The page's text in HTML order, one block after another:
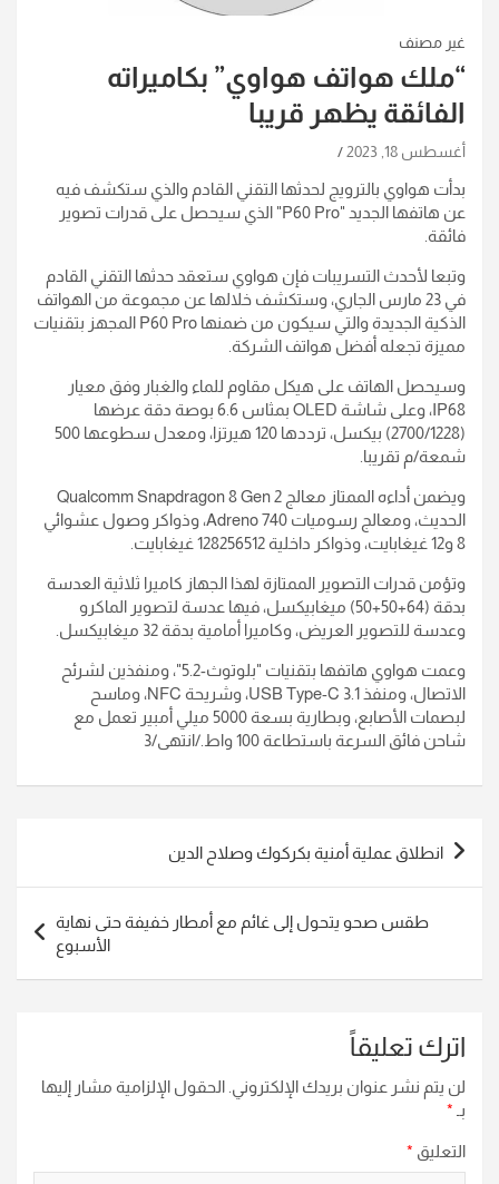
غير مصنف
“ملك هواتف هواوي” بكاميراته
الفائقة يظهر قريبا
أغسطس 18, 2023
بدأت هواوي بالترويج لحدثها التقني القادم والذي ستكشف فيه
عن هاتفها الجديد "P60 Pro" الذي سيحصل على قدرات تصوير
فائقة.
وتبعا لأحدث التسريبات فإن هواوي ستعقد حدثها التقني القادم
في 23 مارس الجاري، وستكشف خلالها عن مجموعة من الهواتف
الذكية الجديدة والتي سيكون من ضمنها P60 Pro المجهز بتقنيات
مميزة تجعله أفضل هواتف الشركة.
وسيحصل الهاتف على هيكل مقاوم للماء والغبار وفق معيار
IP68، وعلى شاشة OLED بمثاس 6.6 بوصة دقة عرضها
(2700/1228) بيكسل، ترددها 120 هيرتزا، ومعدل سطوعها 500
شمعة/م تقريبا.
ويضمن أداءه الممتاز معالج Qualcomm Snapdragon 8 Gen 2
الحديث، ومعالج رسوميات Adreno 740، وذواكر وصول عشوائي
8 و12 غيغابايت، وذواكر داخلية 128256512 غيغابايت.
وتؤمن قدرات التصوير الممتازة لهذا الجهاز كاميرا ثلاثية العدسة
بدقة (64+50+50) ميغابيكسل، فيها عدسة لتصوير الماكرو
وعدسة للتصوير العريض، وكاميرا أمامية بدقة 32 ميغابيكسل.
وعمت هواوي هاتفها بتقنيات "بلوتوث-5.2"، ومنفذين لشرئح
الاتصال، ومنفذ USB Type-C 3.1، وشريحة NFC، وماسح
لبصمات الأصابع، وبطارية بسعة 5000 ميلي أمبير تعمل مع
شاحن فائق السرعة باستطاعة 100 واط./انتهى/3
تصفّح
المقالات
انطلاق عملية أمنية بكركوك وصلاح الدين
طقس صحو يتحول إلى غائم مع أمطار خفيفة حتى نهاية
الأسبوع
اترك تعليقاً
لن يتم نشر عنوان بريدك الإلكتروني. الحقول الإلزامية مشار إليها
بـ *
التعليق *